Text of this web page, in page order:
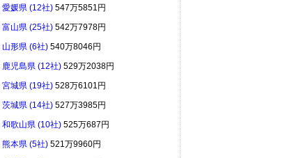
愛媛県 (12社) 547万5851円
富山県 (25社) 542万7978円
山形県 (6社) 540万8046円
鹿児島県 (12社) 529万2038円
宮城県 (19社) 528万6101円
茨城県 (14社) 527万3985円
和歌山県 (10社) 525万687円
熊本県 (5社) 521万9960円